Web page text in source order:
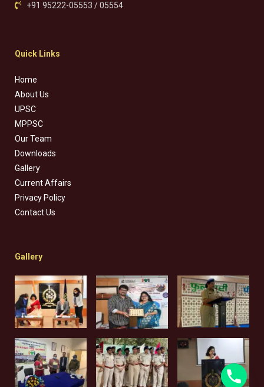
+91 95222-05553 / 05554
Quick Links
Home
About Us
UPSC
MPPSC
Our Team
Downloads
Gallery
Current Affairs
Privacy Policy
Contact Us
Gallery